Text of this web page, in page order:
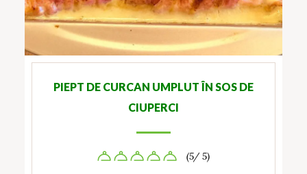
PIEPT DE CURCAN UMPLUT ÎN SOS DE
CIUPERCI
(5/ 5)